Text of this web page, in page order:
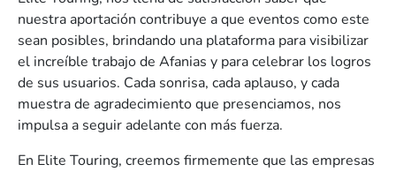
nuestra aportación contribuye a que eventos como este
sean posibles, brindando una plataforma para visibilizar
el increíble trabajo de Afanias y para celebrar los logros
de sus usuarios. Cada sonrisa, cada aplauso, y cada
muestra de agradecimiento que presenciamos, nos
impulsa a seguir adelante con más fuerza.
En Elite Touring, creemos firmemente que las empresas